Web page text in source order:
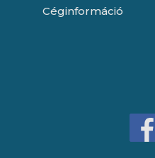
Céginformáció